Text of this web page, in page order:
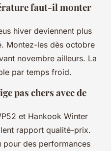
faut-il monter
hiver deviennent plus
Montez-les dès octobre
novembre ailleurs. La
par temps froid.
pas chers avec de
et Hankook Winter
rapport qualité-prix.
des performances